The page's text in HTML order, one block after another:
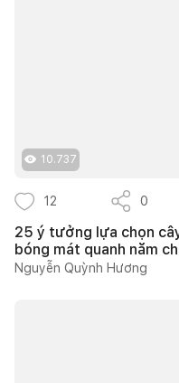
10.737
12 0
25 ý tưởng lựa chọn
bóng mát quanh năm
Nguyễn Quỳnh Hương